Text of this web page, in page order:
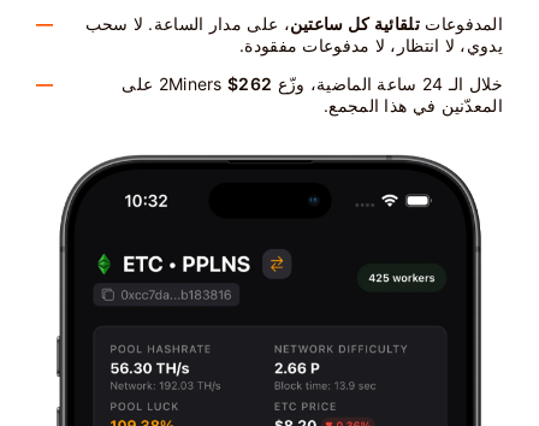
المدفوعات تلقائية كل ساعتين، على مدار الساعة. لا سحب
يدوي، لا انتظار، لا مدفوعات مفقودة.
خلال الـ 24 ساعة الماضية، وزّع 2Miners
$262
على
المعدّنين في هذا المجمع.